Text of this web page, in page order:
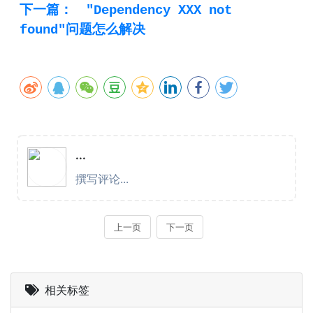
下一篇：
"Dependency XXX not
found"问题怎么解决
相关标签